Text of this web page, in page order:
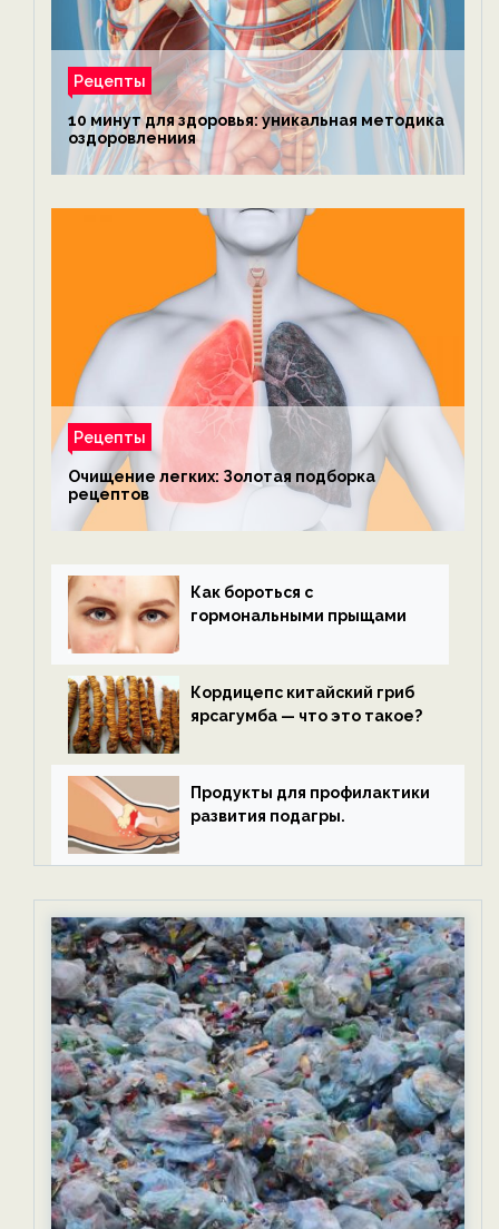
Рецепты
10 минут для здоровья: уникальная методика
оздоровлениия
Рецепты
Очищение легких: Золотая подборка
рецептов
Как бороться с
гормональными прыщами
Кордицепс китайский гриб
ярсагумба — что это такое?
Продукты для профилактики
развития подагры.